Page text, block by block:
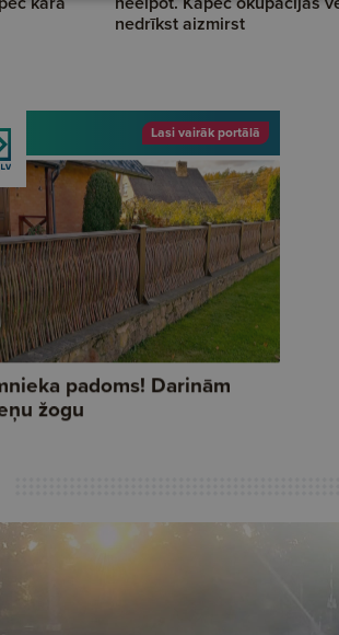
nedrīkst aizmirst